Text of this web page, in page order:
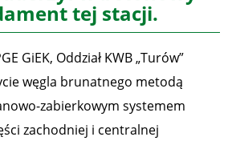
tej stacji.
GiEK, Oddział KWB „Turów”
węgla brunatnego metodą
zabierkowym systemem
zachodniej i centralnej